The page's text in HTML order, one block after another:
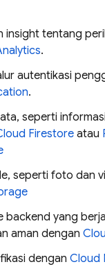
insight tentang
.
autentikasi
.
seperti
Firestore atau
seperti foto dan
backend yang
aman dengan
dengan Cloud